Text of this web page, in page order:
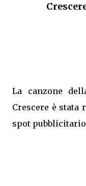
La canzone
Crescere è stata
spot